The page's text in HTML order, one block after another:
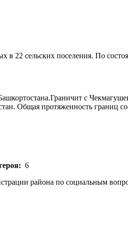
в 22 сельских поселения. По
с
Общая протяженность границ
6
района по социальным